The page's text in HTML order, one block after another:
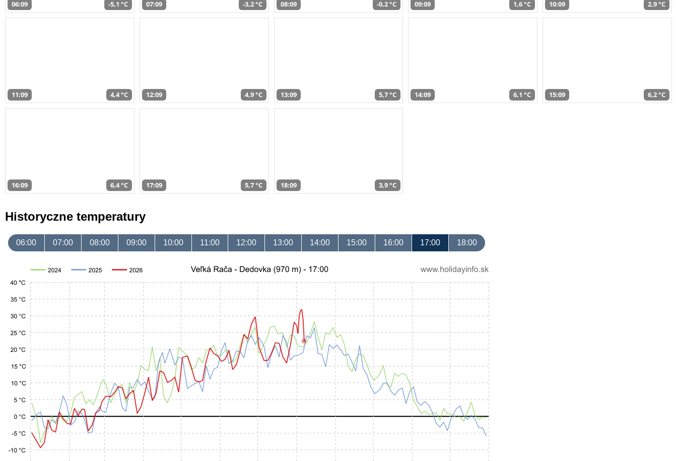
06:09 -5,1 °C 07:09 -3,2 °C 08:09 -0,2 °C 09:09 1,6 °C 10:09 2,9 °C
11:09 4,4 °C 12:09 4,9 °C 13:09 5,7 °C 14:09 6,1 °C 15:09 6,2 °C
16:09 6,4 °C 17:09 5,7 °C 18:09 3,9 °C
Historyczne temperatury
06:00 07:00 08:00 09:00 10:00 11:00 12:00 13:00 14:00 15:00 16:00 17:00 18:00